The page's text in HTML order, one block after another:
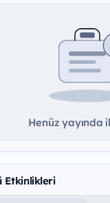
Henüz yayında
Etkinlikleri